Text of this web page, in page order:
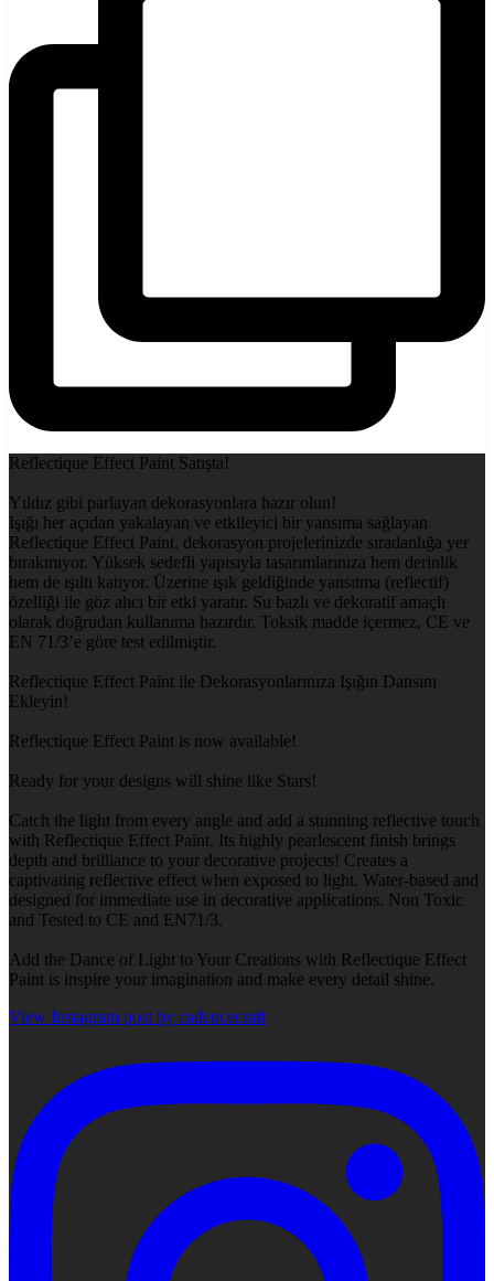
Reflectique Effect Paint Satışta!
Yıldız gibi parlayan dekorasyonlara hazır olun!
Işığı her açıdan yakalayan ve etkileyici bir yansıma sağlayan
Reflectique Effect Paint, dekorasyon projelerinizde sıradanlığa yer
bırakmıyor. Yüksek sedefli yapısıyla tasarımlarınıza hem derinlik
hem de ışıltı katıyor. Üzerine ışık geldiğinde yansıtma (reflectif)
özelliği ile göz alıcı bir etki yaratır. Su bazlı ve dekoratif amaçlı
olarak doğrudan kullanıma hazırdır. Toksik madde içermez, CE ve
EN 71/3’e göre test edilmiştir.
Reflectique Effect Paint ile Dekorasyonlarınıza Işığın Dansını
Ekleyin!
Reflectique Effect Paint is now available!
Ready for your designs will shine like Stars!
Catch the light from every angle and add a stunning reflective touch
with Reflectique Effect Paint. Its highly pearlescent finish brings
depth and brilliance to your decorative projects! Creates a
captivating reflective effect when exposed to light. Water-based and
designed for immediate use in decorative applications. Non Toxic
and Tested to CE and EN71/3.
Add the Dance of Light to Your Creations with Reflectique Effect
Paint is inspire your imagination and make every detail shine.
View Instagram post by cadencecraft